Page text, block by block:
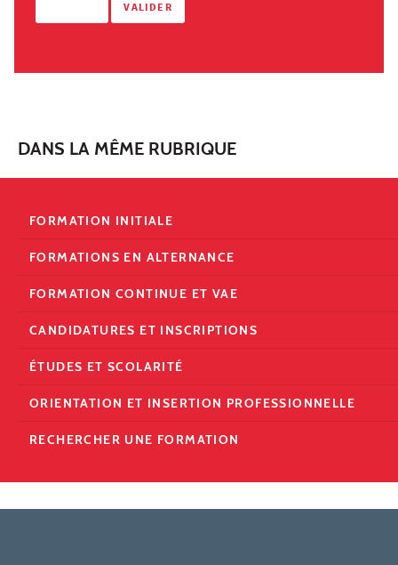
DANS LA MÊME RUBRIQUE
FORMATION INITIALE
FORMATIONS EN ALTERNANCE
FORMATION CONTINUE ET VAE
CANDIDATURES ET INSCRIPTIONS
ÉTUDES ET SCOLARITÉ
ORIENTATION ET INSERTION PROFESSIONNELLE
RECHERCHER UNE FORMATION